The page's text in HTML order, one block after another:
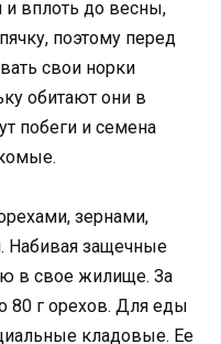
и вплоть до весны,
поэтому перед
свои норки
обитают они в
побеги и семена
зернами,
Набивая защечные
в свое жилище. За
80 г орехов. Для еды
кладовые. Ее